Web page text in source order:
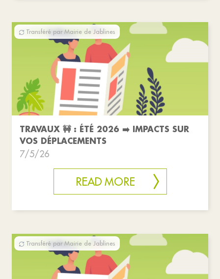
Transféré par Mairie de Jablines
TRAVAUX 🚧 : ÉTÉ 2026 ➡️ IMPACTS SUR
VOS DÉPLACEMENTS
7/5/26
READ MORE
Transféré par Mairie de Jablines